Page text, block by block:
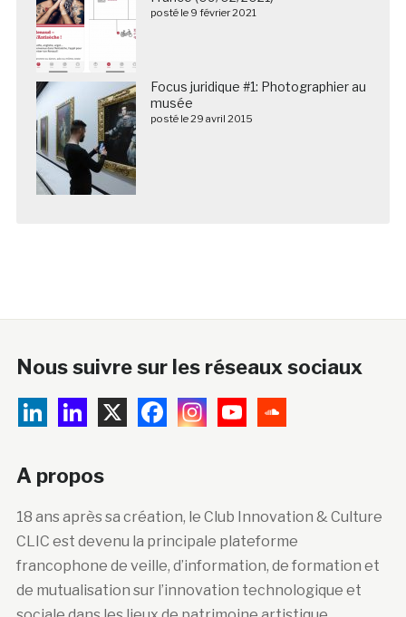
posté le 9 février 2021
Focus juridique #1: Photographier au
musée
posté le 29 avril 2015
Nous suivre sur les réseaux sociaux
A propos
18 ans après sa création, le Club Innovation & Culture
CLIC est devenu la principale plateforme
francophone de veille, d’information, de formation et
de mutualisation sur l’innovation technologique et